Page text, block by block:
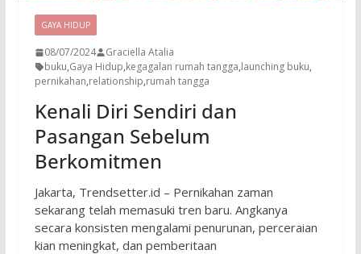
GAYA HIDUP
08/07/2024
Graciella Atalia
buku,Gaya Hidup,kegagalan rumah tangga,launching buku,
pernikahan,relationship,rumah tangga
Kenali Diri Sendiri dan
Pasangan Sebelum
Berkomitmen
Jakarta, Trendsetter.id – Pernikahan zaman
sekarang telah memasuki tren baru. Angkanya
secara konsisten mengalami penurunan, perceraian
kian meningkat, dan pemberitaan